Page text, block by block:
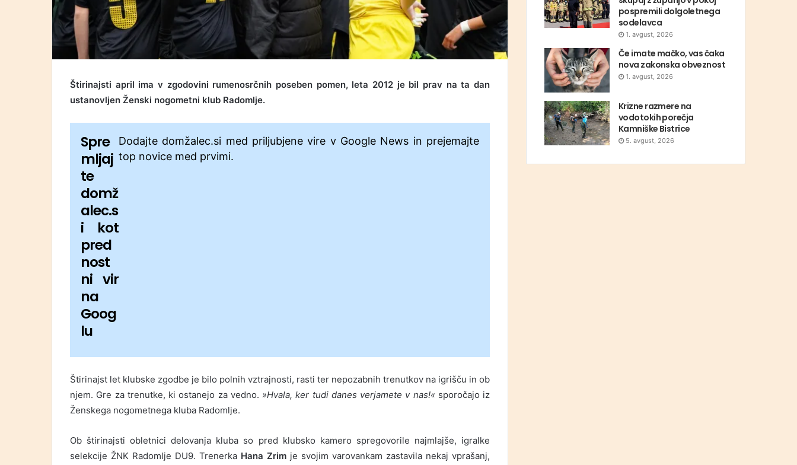
Štirinajsti april ima v zgodovini rumenosrčnih poseben pomen, leta 2012 je bil prav na ta dan
ustanovljen Ženski nogometni klub Radomlje.
Spre
mljaj
te
domž
alec.s
i kot
pred
nost
ni vir
na
Goog
lu
Dodajte domžalec.si med priljubjene vire v Google News in prejemajte
top novice med prvimi.
Štirinajst let klubske zgodbe je bilo polnih vztrajnosti, rasti ter nepozabnih trenutkov na igrišču in ob
njem. Gre za trenutke, ki ostanejo za vedno. »Hvala, ker tudi danes verjamete v nas!«sporočajo iz
Ženskega nogometnega kluba Radomlje.
Ob štirinajsti obletnici delovanja kluba so pred klubsko kamero spregovorile najmlajše, igralke
selekcije ŽNK Radomlje DU9. Trenerka Hana Zrim je svojim varovankam zastavila nekaj vprašanj,
pospremili dolgoletnega
sodelavca
1. avgust, 2026
Če imate mačko, vas čaka
nova zakonska obveznost
1. avgust, 2026
Krizne razmere na
vodotokih porečja
Kamniške Bistrice
5. avgust, 2026